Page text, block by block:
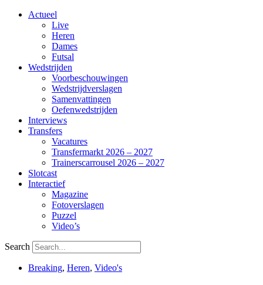
Actueel
Live
Heren
Dames
Futsal
Wedstrijden
Voorbeschouwingen
Wedstrijdverslagen
Samenvattingen
Oefenwedstrijden
Interviews
Transfers
Vacatures
Transfermarkt 2026 – 2027
Trainerscarrousel 2026 – 2027
Slotcast
Interactief
Magazine
Fotoverslagen
Puzzel
Video’s
Search
Breaking, Heren, Video's